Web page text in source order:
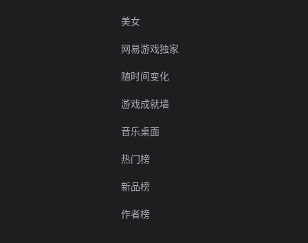
美女
网易游戏独家
随时间变化
游戏成就墙
音乐桌面
热门榜
新品榜
作者榜